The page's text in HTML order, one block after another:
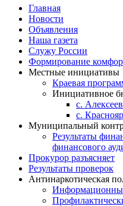
Главная
Новости
Объявления
Наша газета
Служу России
Формирование
Местные инициативы
Краевая
Инициативное
с.
с.
Муниципальный
Результаты
финансового
Прокурор разъясняет
Результаты проверок
Антинаркотическая